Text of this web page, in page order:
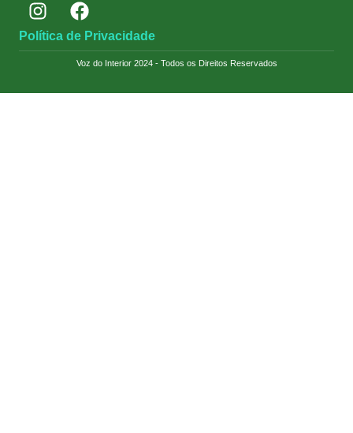
Política de Privacidade
Voz do Interior 2024 - Todos os Direitos Reservados